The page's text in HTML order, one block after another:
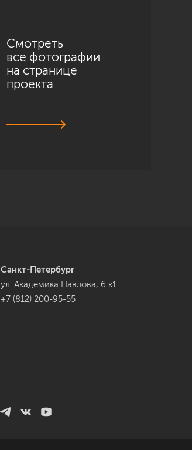
Смотреть
все фотографии
на странице
проекта
Санкт-Петербург
ул. Академика Павлова, 6 к1
+7 (812) 200-95-55